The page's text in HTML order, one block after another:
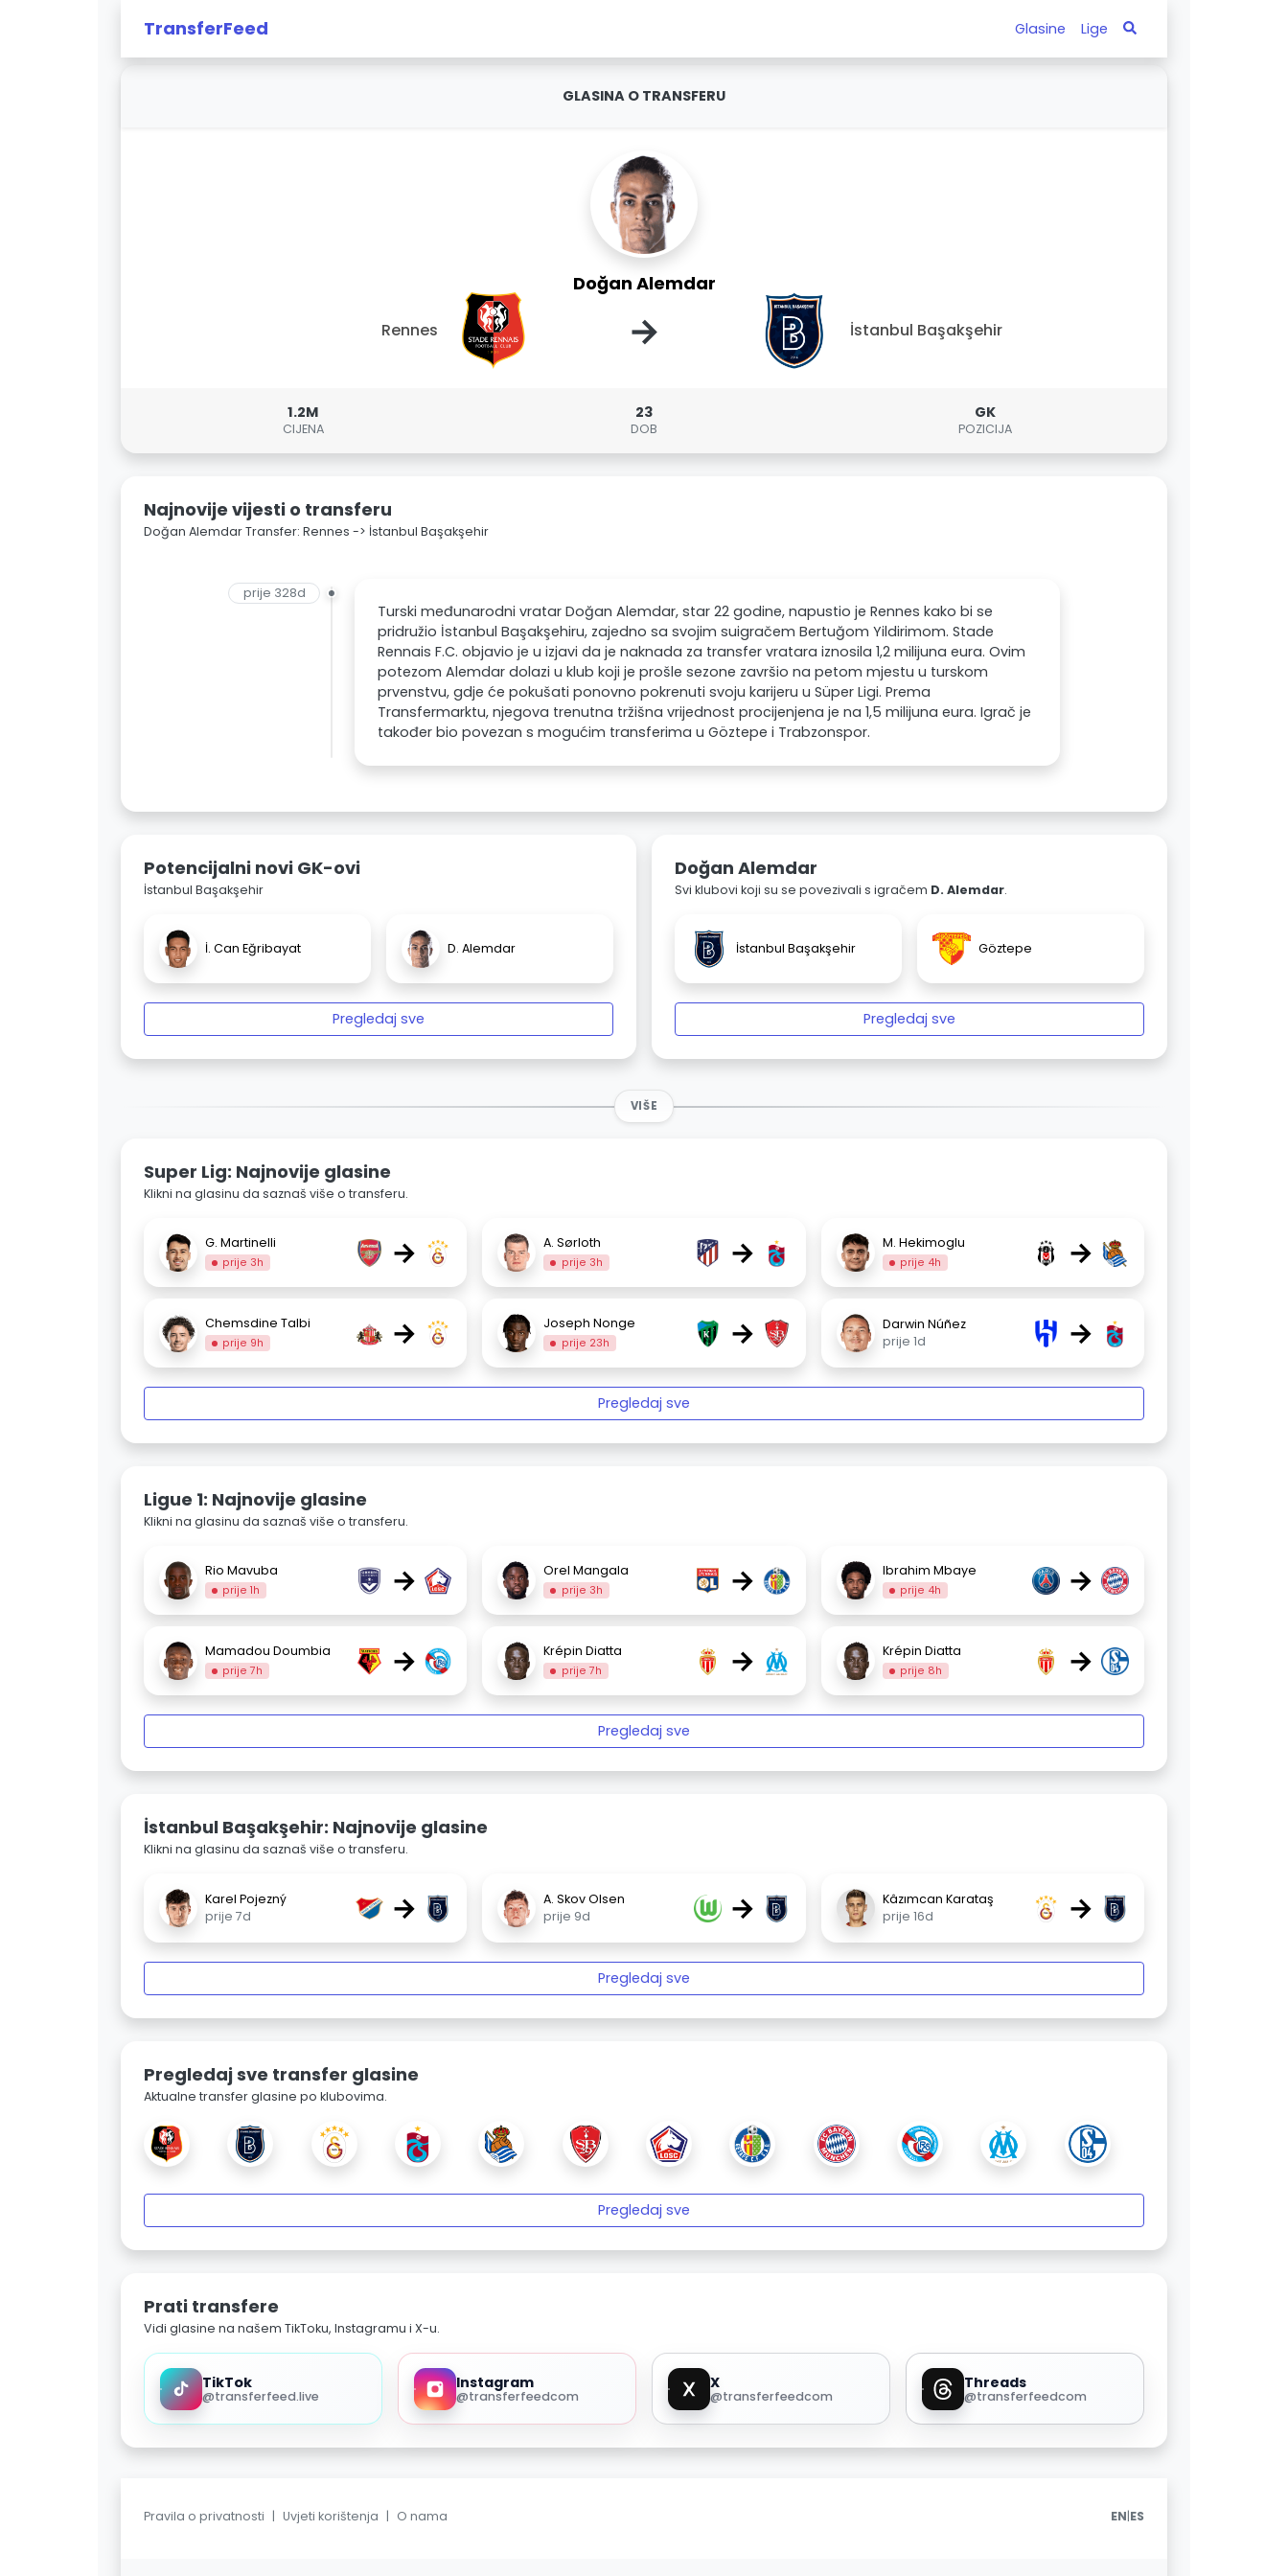
TransferFeed Glasine Lige
GLASINA O TRANSFERU
Doğan Alemdar
Rennes → İstanbul Başakşehir
1.2M
CIJENA
23
DOB
GK
POZICIJA
Najnovije vijesti o transferu
Doğan Alemdar Transfer: Rennes -> İstanbul Başakşehir
prije 328d
Turski međunarodni vratar Doğan Alemdar, star 22 godine, napustio je Rennes kako bi se
pridružio İstanbul Başakşehiru, zajedno sa svojim suigračem Bertuğom Yildirimom. Stade
Rennais F.C. objavio je u izjavi da je naknada za transfer vratara iznosila 1,2 milijuna eura. Ovim
potezom Alemdar dolazi u klub koji je prošle sezone završio na petom mjestu u turskom
prvenstvu, gdje će pokušati ponovno pokrenuti svoju karijeru u Süper Ligi. Prema
Transfermarktu, njegova trenutna tržišna vrijednost procijenjena je na 1,5 milijuna eura. Igrač je
također bio povezan s mogućim transferima u Göztepe i Trabzonspor.
Potencijalni novi GK-ovi
İstanbul Başakşehir
İ. Can Eğribayat D. Alemdar
Pregledaj sve
Doğan Alemdar
Svi klubovi koji su se povezivali s igračem D. Alemdar.
İstanbul Başakşehir Göztepe
Pregledaj sve
VIŠE
Super Lig: Najnovije glasine
Klikni na glasinu da saznaš više o transferu.
G. Martinelli
prije 3h → A. Sørloth
prije 3h → M. Hekimoglu
prije 4h →
Chemsdine Talbi
prije 9h → Joseph Nonge
prije 23h →
Darwin Núñez
prije 1d
→
Pregledaj sve
Ligue 1: Najnovije glasine
Klikni na glasinu da saznaš više o transferu.
Rio Mavuba
prije 1h → Orel Mangala
prije 3h → Ibrahim Mbaye
prije 4h →
Mamadou Doumbia
prije 7h → Krépin Diatta
prije 7h → Krépin Diatta
prije 8h →
Pregledaj sve
İstanbul Başakşehir: Najnovije glasine
Klikni na glasinu da saznaš više o transferu.
Karel Pojezný
prije 7d
→
A. Skov Olsen
prije 9d
→
Kâzımcan Karataş
prije 16d
→
Pregledaj sve
Pregledaj sve transfer glasine
Aktualne transfer glasine po klubovima.
Pregledaj sve
Prati transfere
Vidi glasine na našem TikToku, Instagramu i X-u.
TikTok
@transferfeed.live
Instagram
@transferfeedcom
X
@transferfeedcom
Threads
@transferfeedcom
Pravila o privatnosti | Uvjeti korištenja | O nama EN|ES